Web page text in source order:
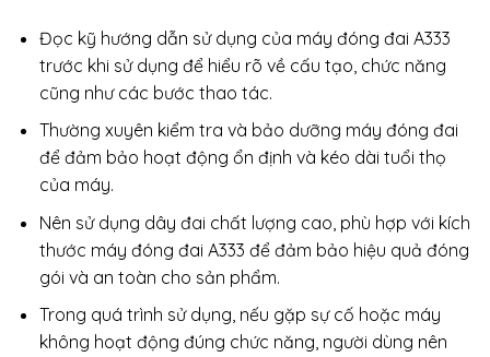
Đọc kỹ hướng dẫn sử dụng của máy đóng đai A333
trước khi sử dụng để hiểu rõ về cấu tạo, chức năng
cũng như các bước thao tác.
Thường xuyên kiểm tra và bảo dưỡng máy đóng đai
để đảm bảo hoạt động ổn định và kéo dài tuổi thọ
của máy.
Nên sử dụng dây đai chất lượng cao, phù hợp với kích
thước máy đóng đai A333 để đảm bảo hiệu quả đóng
gói và an toàn cho sản phẩm.
Trong quá trình sử dụng, nếu gặp sự cố hoặc máy
không hoạt động đúng chức năng, người dùng nên